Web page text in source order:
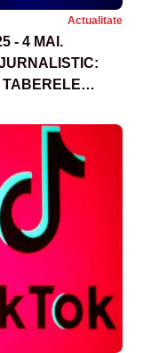
Actualitate
- 4 MAI.
TABERELE